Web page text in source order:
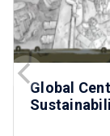
Global